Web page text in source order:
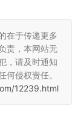
在于传递更多
责，本网站无
，请及时通知
侵权责任。
12239.html